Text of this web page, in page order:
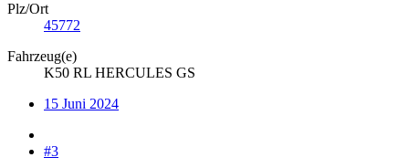
Plz/Ort
45772
Fahrzeug(e)
K50 RL HERCULES GS
15 Juni 2024
#3